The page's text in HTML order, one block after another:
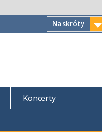
Na skróty
Koncerty